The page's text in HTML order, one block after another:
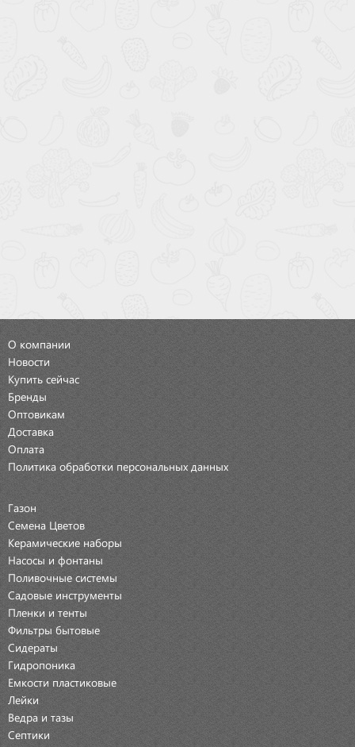
О компании
Новости
Купить сейчас
Бренды
Оптовикам
Доставка
Оплата
Политика обработки персональных данных
Газон
Семена Цветов
Керамические наборы
Насосы и фонтаны
Поливочные системы
Садовые инструменты
Пленки и тенты
Фильтры бытовые
Сидераты
Гидропоника
Емкости пластиковые
Лейки
Ведра и тазы
Септики